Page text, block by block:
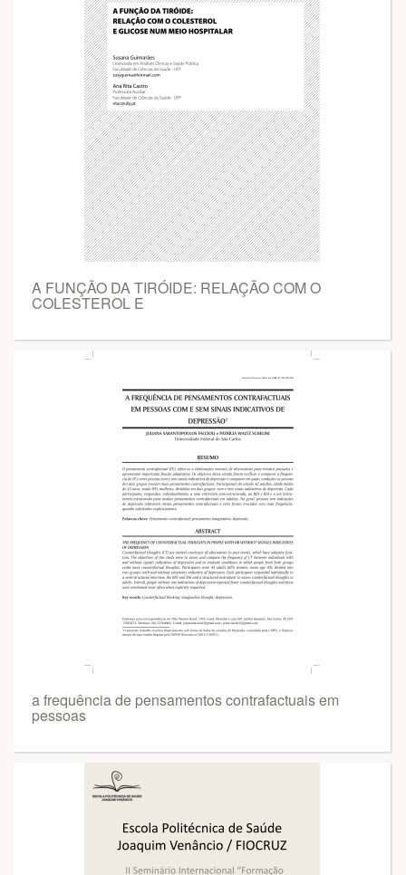
A FUNÇÃO DA TIRÓIDE: RELAÇÃO COM O
COLESTEROL E
a frequência de pensamentos contrafactuais em
pessoas